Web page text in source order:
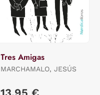
Tres Amigas
MARCHAMALO, JESÚS